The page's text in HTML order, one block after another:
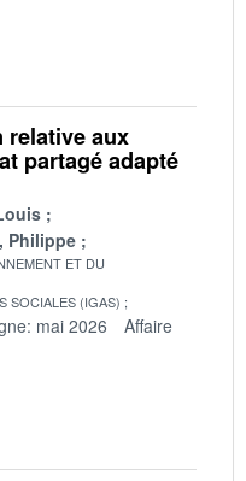
relative aux
partagé adapté
Philippe
ET DU
SOCIALES (IGAS)
mai 2026
Affaire